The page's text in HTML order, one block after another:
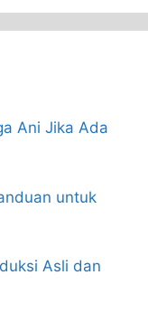
Ani Jika Ada
untuk
Asli dan